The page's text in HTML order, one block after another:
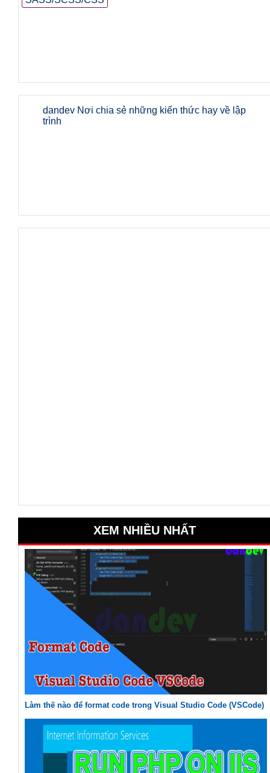
dandev Nơi chia sẻ những kiến thức hay về lập
trình
XEM NHIỀU NHẤT
Làm thế nào để format code trong Visual Studio Code (VSCode)